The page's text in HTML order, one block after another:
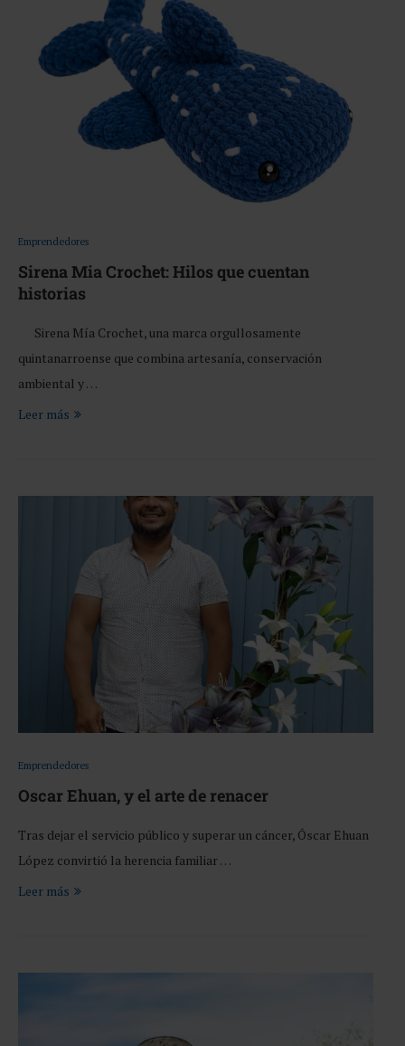
Emprendedores
Sirena Mia Crochet: Hilos que cuentan
historias
Sirena Mía Crochet, una marca orgullosamente
quintanarroense que combina artesanía, conservación
ambiental y …
Leer más
Emprendedores
Oscar Ehuan, y el arte de renacer
Tras dejar el servicio público y superar un cáncer, Óscar Ehuan
López convirtió la herencia familiar …
Leer más